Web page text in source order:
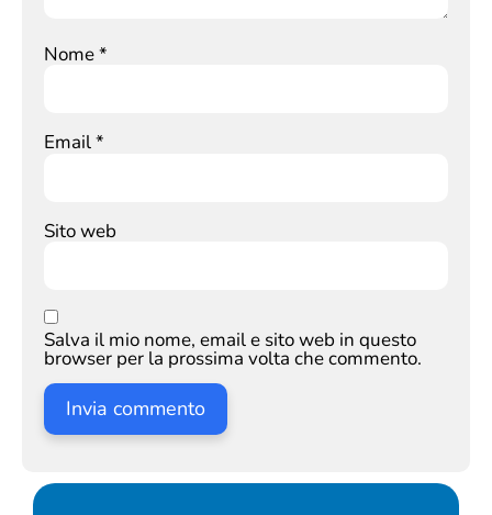
Nome*
Email*
Sito web
Salva il mio nome, email e sito web in questo
browser per la prossima volta che commento.